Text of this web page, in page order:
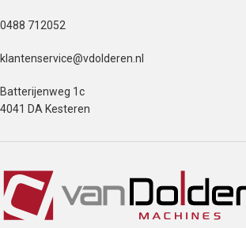
0488 712052
klantenservice@vdolderen.nl
Batterijenweg 1c
4041 DA Kesteren